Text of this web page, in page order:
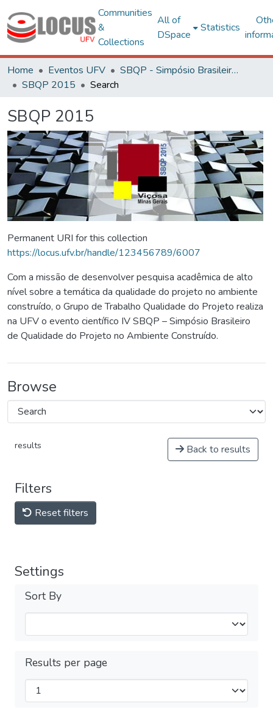
Communities
&
Collections
All of
DSpace
Statistics
Home Eventos UFV
SBQP - Simpósio Brasileiro de Qualidade do Projeto no Ambiente Construído
SBQP 2015
Search
SBQP 2015
Permanent URI for this collection
https://locus.ufv.br/handle/123456789/6007
Com a missão de desenvolver pesquisa acadêmica de alto
nível sobre a temática da qualidade do projeto no ambiente
construído, o Grupo de Trabalho Qualidade do Projeto realiza
na UFV o evento científico IV SBQP – Simpósio Brasileiro
de Qualidade do Projeto no Ambiente Construído.
Browse
results Back to results
Filters
Reset filters
Settings
Sort By
Results per page